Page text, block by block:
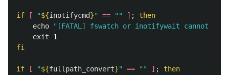
if [ "${inotifycmd}" == "" ] ;
then
echo
"[FATAL] fswatch or inotifywait cannot
exit
fi
if [ "${fullpath_convert}" == "" ] ;
then